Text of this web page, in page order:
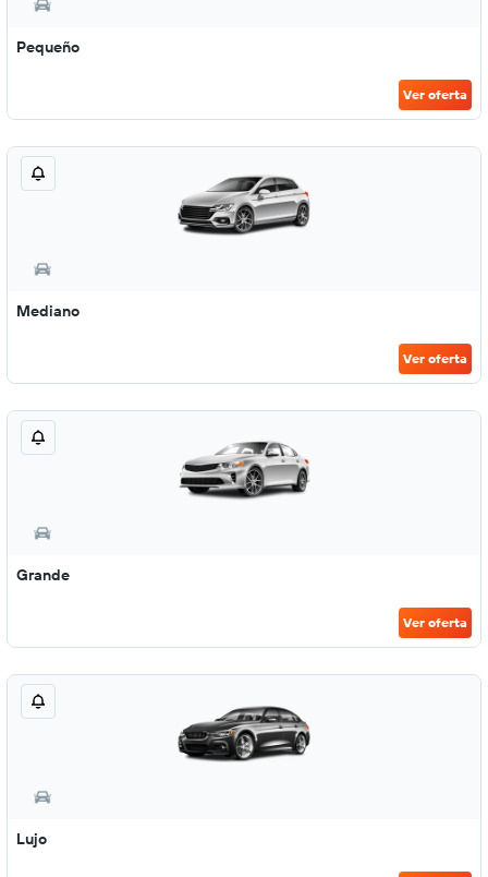
Pequeño
Ver oferta
Mediano
Ver oferta
Grande
Ver oferta
Lujo